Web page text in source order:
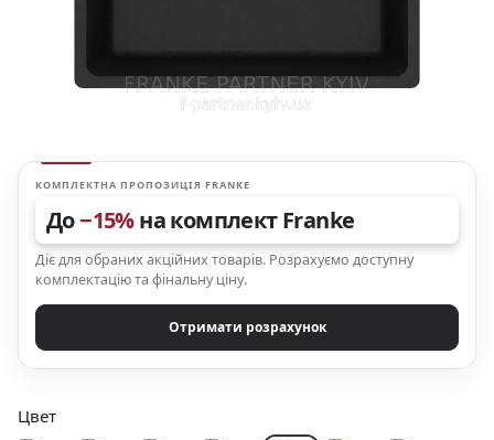
КОМПЛЕКТНА ПРОПОЗИЦІЯ FRANKE
До−15%на комплект Franke
Діє для обраних акційних товарів. Розрахуємо доступну
комплектацію та фінальну ціну.
Отримати розрахунок
Цвет